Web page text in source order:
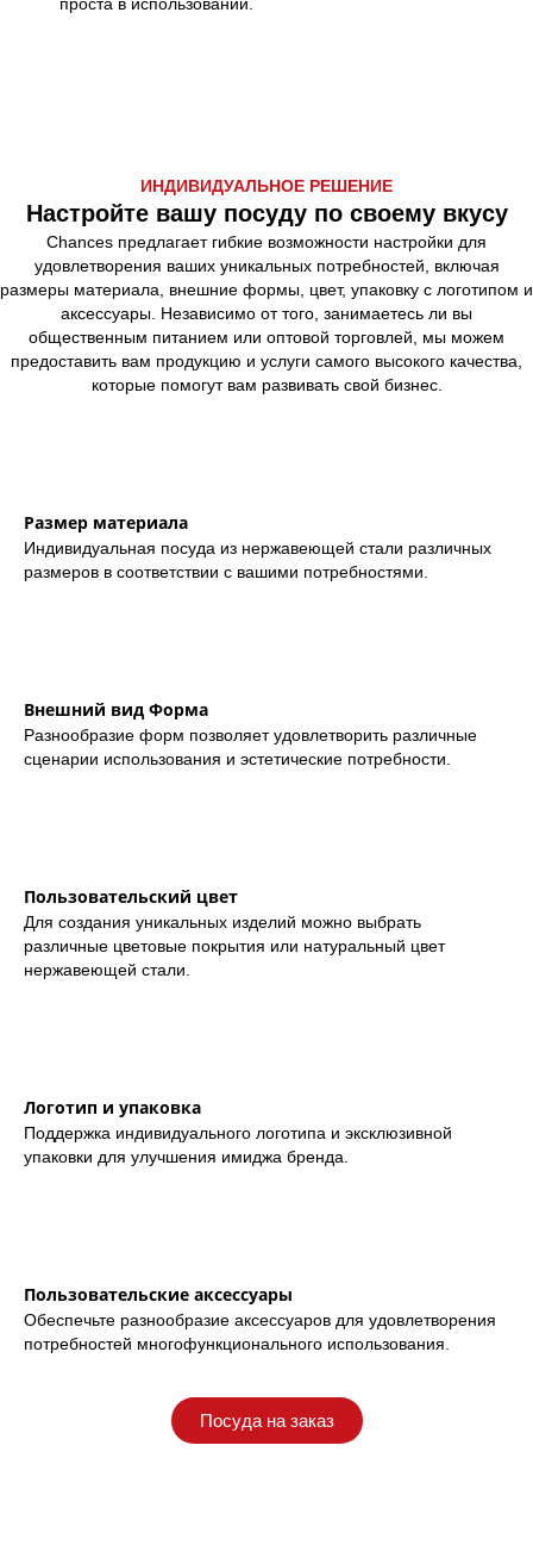
ИНДИВИДУАЛЬНОЕ РЕШЕНИЕ
Настройте вашу посуду по своему вкусу
Chances предлагает гибкие возможности настройки для
удовлетворения ваших уникальных потребностей, включая
размеры материала, внешние формы, цвет, упаковку с логотипом и
аксессуары. Независимо от того, занимаетесь ли вы
общественным питанием или оптовой торговлей, мы можем
предоставить вам продукцию и услуги самого высокого качества,
которые помогут вам развивать свой бизнес.
Размер материала
Индивидуальная посуда из нержавеющей стали различных
размеров в соответствии с вашими потребностями.
Внешний вид Форма
Разнообразие форм позволяет удовлетворить различные
сценарии использования и эстетические потребности.
Пользовательский цвет
Для создания уникальных изделий можно выбрать
различные цветовые покрытия или натуральный цвет
нержавеющей стали.
Логотип и упаковка
Поддержка индивидуального логотипа и эксклюзивной
упаковки для улучшения имиджа бренда.
Пользовательские аксессуары
Обеспечьте разнообразие аксессуаров для удовлетворения
потребностей многофункционального использования.
Посуда на заказ